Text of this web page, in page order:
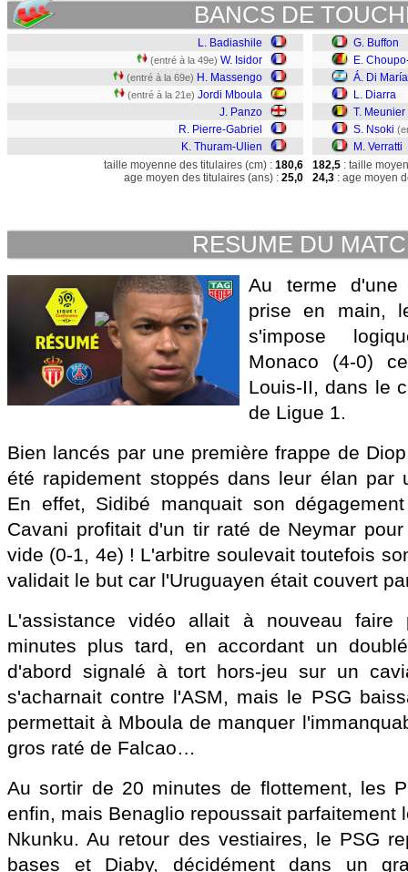
BANCS DE
L. Badiashile
(entré à la 49e) W. Isidor
(entré à la 69e) H. Massengo
(entré à la 21e) Jordi Mboula
J. Panzo
R. Pierre-Gabriel
K. Thuram-Ulien
G. Buffon
E.
Á. Di María
L. Diarra
T. Meunier
S. Nsoki
M. Verratti
taille moyenne des titulaires (cm) : 180,6
age moyen des titulaires (ans) : 25,0
182,5 : taille
24,3 : age moyen
RESUME DU
Au terme d'une
prise en main,
s'impose
Monaco (4-0)
Louis-II, dans le
de Ligue 1.
Bien lancés par une première frappe de
été rapidement stoppés dans leur élan par
En effet, Sidibé manquait son
Cavani profitait d'un tir raté de Neymar
vide (0-1, 4e) ! L'arbitre soulevait toutefois
validait le but car l'Uruguayen était couvert
L'assistance vidéo allait à nouveau faire
minutes plus tard, en accordant un
d'abord signalé à tort hors-jeu sur un
s'acharnait contre l'ASM, mais le PSG
permettait à Mboula de manquer
gros raté de Falcao…
Au sortir de 20 minutes de flottement, les
enfin, mais Benaglio repoussait parfaitement
Nkunku. Au retour des vestiaires, le PSG
bases et Diaby, décidément dans un